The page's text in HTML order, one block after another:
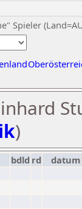
Spieler
)
bdld rd
datum